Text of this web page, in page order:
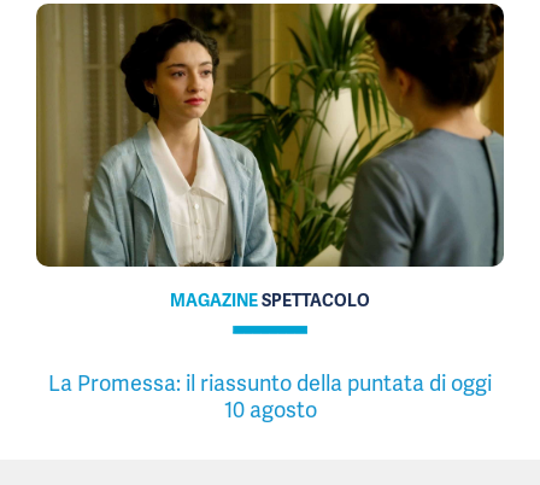
MAGAZINESPETTACOLO
La Promessa: il riassunto della puntata di oggi
10 agosto